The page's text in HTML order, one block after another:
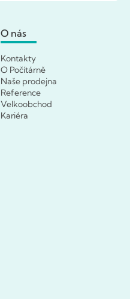
O nás
Kontakty
O Počítárně
Naše prodejna
Reference
Velkoobchod
Kariéra